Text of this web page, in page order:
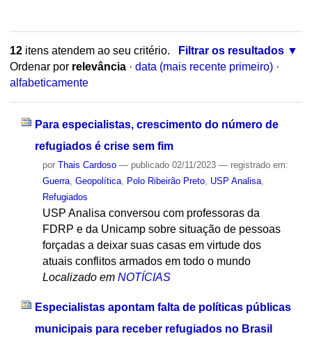
12itens atendem ao seu critério.
Filtrar os resultados
Ordenar por relevância · data (mais recente primeiro) ·
alfabeticamente
Para especialistas, crescimento do número de
refugiados é crise sem fim
por Thais Cardoso — publicado02/11/2023 — registrado em:
Guerra, Geopolítica, Polo Ribeirão Preto, USP Analisa,
Refugiados
USP Analisa conversou com professoras da
FDRP e da Unicamp sobre situação de pessoas
forçadas a deixar suas casas em virtude dos
atuais conflitos armados em todo o mundo
Localizado em NOTÍCIAS
Especialistas apontam falta de políticas públicas
municipais para receber refugiados no Brasil